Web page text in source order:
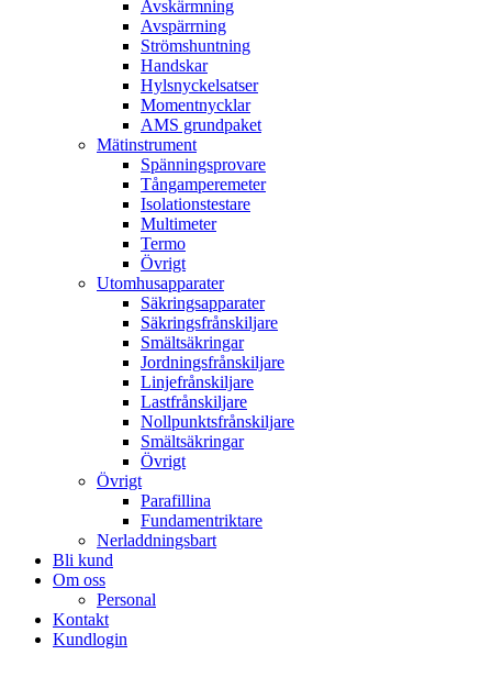
Avskärmning
Avspärrning
Strömshuntning
Handskar
Hylsnyckelsatser
Momentnycklar
AMS grundpaket
Mätinstrument
Spänningsprovare
Tångamperemeter
Isolationstestare
Multimeter
Termo
Övrigt
Utomhusapparater
Säkringsapparater
Säkringsfrånskiljare
Smältsäkringar
Jordningsfrånskiljare
Linjefrånskiljare
Lastfrånskiljare
Nollpunktsfrånskiljare
Smältsäkringar
Övrigt
Övrigt
Parafillina
Fundamentriktare
Nerladdningsbart
Bli kund
Om oss
Personal
Kontakt
Kundlogin